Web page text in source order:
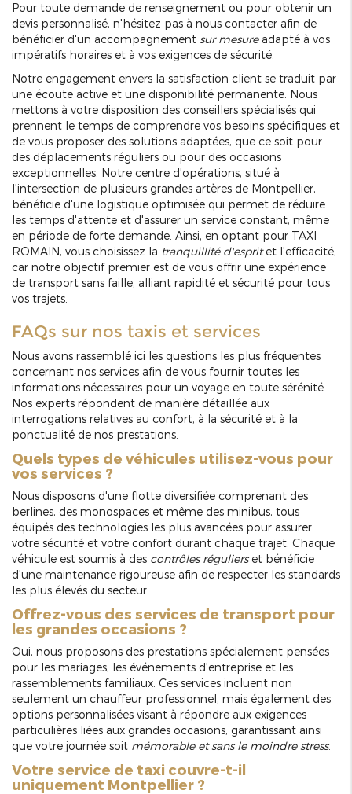
Pour toute demande de renseignement ou pour obtenir un
devis personnalisé, n'hésitez pas à nous contacter afin de
bénéficier d'un accompagnement sur mesureadapté à vos
impératifs horaires et à vos exigences de sécurité.
Notre engagement envers la satisfaction client se traduit par
une écoute active et une disponibilité permanente. Nous
mettons à votre disposition des conseillers spécialisés qui
prennent le temps de comprendre vos besoins spécifiques et
de vous proposer des solutions adaptées, que ce soit pour
des déplacements réguliers ou pour des occasions
exceptionnelles. Notre centre d'opérations, situé à
l'intersection de plusieurs grandes artères de Montpellier,
bénéficie d'une logistique optimisée qui permet de réduire
les temps d'attente et d'assurer un service constant, même
en période de forte demande. Ainsi, en optant pour TAXI
ROMAIN, vous choisissez la tranquillité d'espritet l'efficacité,
car notre objectif premier est de vous offrir une expérience
de transport sans faille, alliant rapidité et sécurité pour tous
vos trajets.
FAQs sur nos taxis et services
Nous avons rassemblé ici les questions les plus fréquentes
concernant nos services afin de vous fournir toutes les
informations nécessaires pour un voyage en toute sérénité.
Nos experts répondent de manière détaillée aux
interrogations relatives au confort, à la sécurité et à la
ponctualité de nos prestations.
Quels types de véhicules utilisez-vous pour
vos services ?
Nous disposons d'une flotte diversifiée comprenant des
berlines, des monospaces et même des minibus, tous
équipés des technologies les plus avancées pour assurer
votre sécurité et votre confort durant chaque trajet. Chaque
véhicule est soumis à des contrôles régulierset bénéficie
d'une maintenance rigoureuse afin de respecter les standards
les plus élevés du secteur.
Offrez-vous des services de transport pour
les grandes occasions ?
Oui, nous proposons des prestations spécialement pensées
pour les mariages, les événements d'entreprise et les
rassemblements familiaux. Ces services incluent non
seulement un chauffeur professionnel, mais également des
options personnalisées visant à répondre aux exigences
particulières liées aux grandes occasions, garantissant ainsi
que votre journée soit mémorable et sans le moindre stress.
Votre service de taxi couvre-t-il
uniquement Montpellier ?